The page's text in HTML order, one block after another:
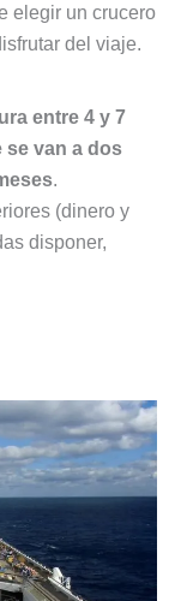
elegir un crucero
del viaje.
entre 4 y 7
van a dos
.
(dinero y
disponer,